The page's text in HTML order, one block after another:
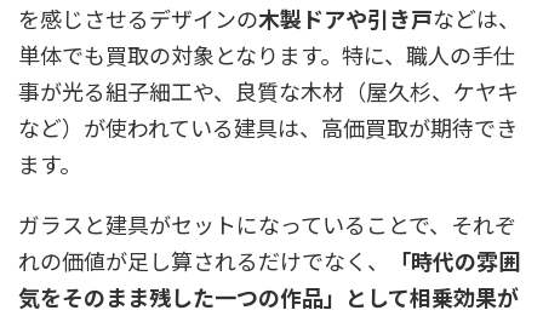
を感じさせるデザインの木製ドアや引き戸などは、
単体でも買取の対象となります。特に、職人の手仕
事が光る組子細工や、良質な木材（屋久杉、ケヤキ
など）が使われている建具は、高価買取が期待でき
ます。
ガラスと建具がセットになっていることで、それぞ
れの価値が足し算されるだけでなく、
「時代の雰囲
気をそのまま残した一つの作品」として相乗効果が